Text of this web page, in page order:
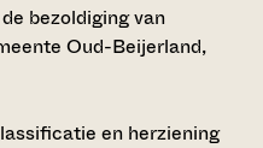
bezoldiging van
Oud-Beijerland,
en herziening